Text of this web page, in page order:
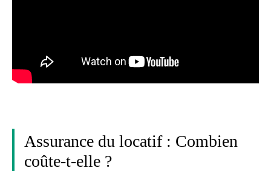
Assurance du locatif : Combien
coûte-t-elle ?